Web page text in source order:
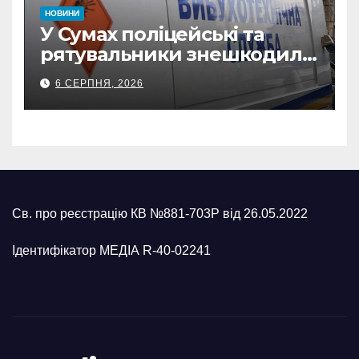
НОВИНИ
У Сумах поліцейські та
рятувальники знешкодили
500-кілограмову авіабомбу
росіян
6 СЕРПНЯ, 2026
Св. про реєстрацію КВ №881-703Р від 26.05.2022
Ідентифікатор МЕДІА R-40-02241